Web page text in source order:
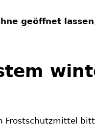
geöffnet lassen
Frostschutzmittel